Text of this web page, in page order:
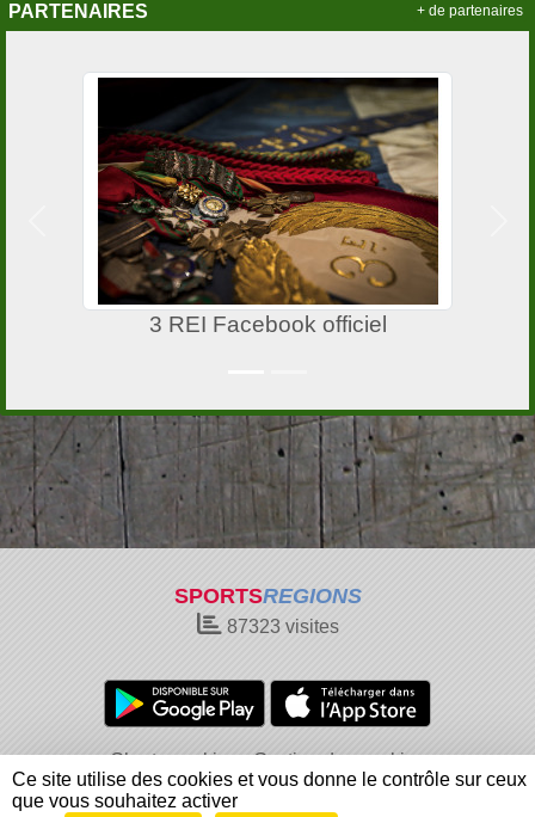
PARTENAIRES
3 REI Facebook officiel
Précedent
+ de partenaires
SPORTSREGIONS
87323visites
Charte cookies
Gestion des cookies
Informations légales
Signaler un contenu inapproprié
Ce site utilise des cookies et vous donne le contrôle sur ceux
que vous souhaitez activer